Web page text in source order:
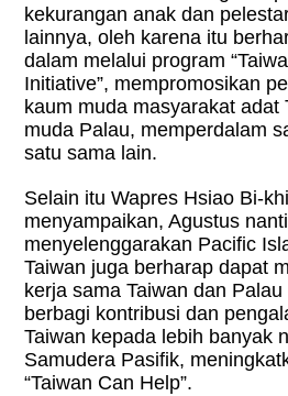
kekurangan anak dan
lainnya, oleh karena itu
dalam melalui program
Initiative”, mempromosikan
kaum muda masyarakat adat
muda Palau, memperdalam
satu sama lain.
Selain itu Wapres Hsiao Bi-
menyampaikan, Agustus
menyelenggarakan Pacific
Taiwan juga berharap dapat
kerja sama Taiwan dan
berbagi kontribusi dan
Taiwan kepada lebih banyak
Samudera Pasifik,
“Taiwan Can Help”.